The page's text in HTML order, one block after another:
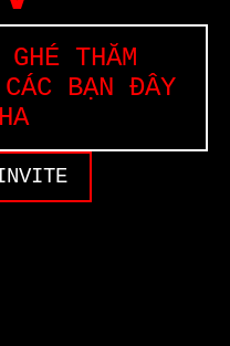
THĂM
BẠN ĐÂY